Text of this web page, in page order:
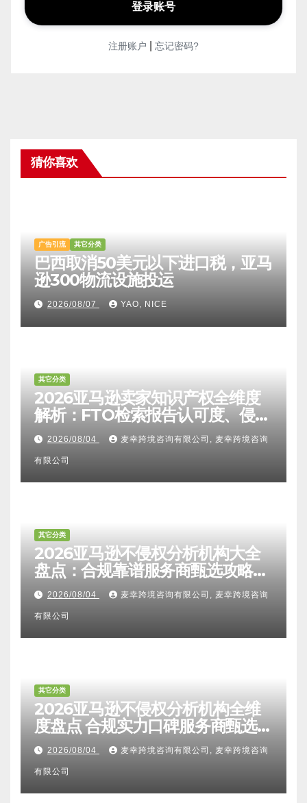
注册账户 忘记密码?
猜你喜欢
广告引流 其它分类
巴西取消50美元以下进口税，亚马
逊300物流设施投运
2026/08/07 YAO, NICE
其它分类
2026亚马逊卖家知识产权全维度
解析：FTO检索报告认可度、侵权
比对区别、TRO应诉方法及服务商
甄选避坑全攻略
2026/08/04 麦幸跨境咨询有限公司, 麦幸跨境咨询
有限公司
其它分类
2026亚马逊不侵权分析机构大全
盘点：合规靠谱服务商甄选攻略、
避坑FAQ及标杆机构实力详解
2026/08/04 麦幸跨境咨询有限公司, 麦幸跨境咨询
有限公司
其它分类
2026亚马逊不侵权分析机构全维
度盘点 合规实力口碑服务商甄选
附跨境卖家避坑FAQ全指南
2026/08/04 麦幸跨境咨询有限公司, 麦幸跨境咨询
有限公司